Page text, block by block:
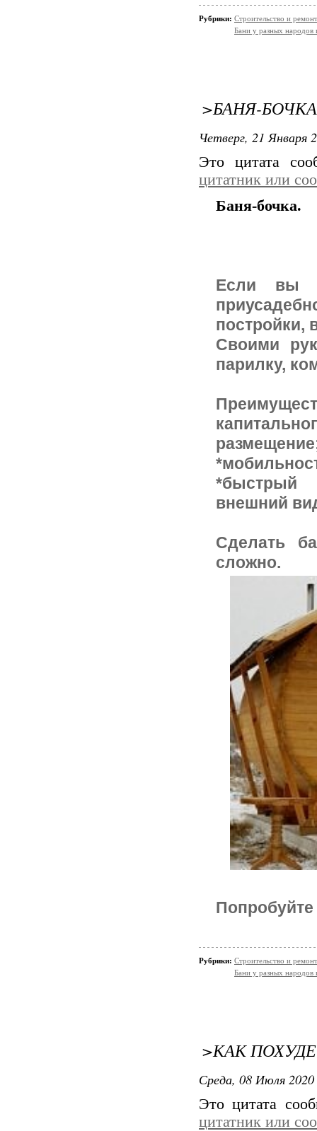
Рубрики: Строительство и ремонт
Бани у разных народов
>БАНЯ-
Четверг, 21 Января
Это цитата
цитатник или
Баня-бочка.
Если вы
постройки,
Своими
парилку,
*быстрый
внешний
Сделать
сложно.
Попробуйте
Рубрики: Строительство и ремонт
Бани у разных народов
>КАК
Среда, 08 Июля
Это цитата
цитатник или